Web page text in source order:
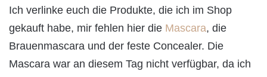
Ich verlinke euch die Produkte, die ich im Shop
gekauft habe, mir fehlen hier die Mascara, die
Brauenmascara und der feste Concealer. Die
Mascara war an diesem Tag nicht verfügbar, da ich